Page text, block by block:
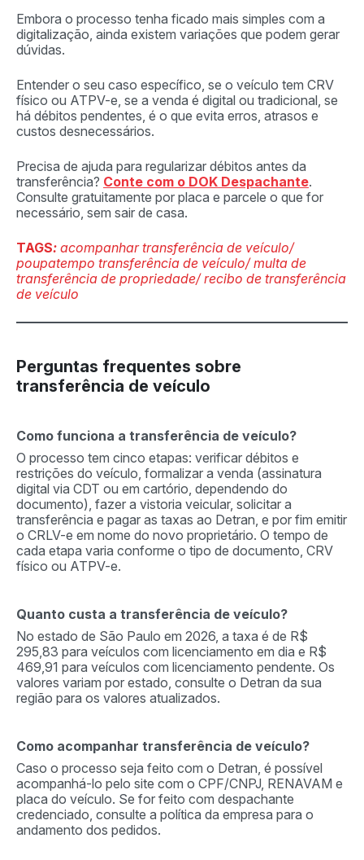
Embora o processo tenha ficado mais simples com a
digitalização, ainda existem variações que podem gerar
dúvidas.
Entender o seu caso específico, se o veículo tem CRV
físico ou ATPV-e, se a venda é digital ou tradicional, se
há débitos pendentes, é o que evita erros, atrasos e
custos desnecessários.
Precisa de ajuda para regularizar débitos antes da
transferência? Conte com o DOK Despachante.
Consulte gratuitamente por placa e parcele o que for
necessário, sem sair de casa.
TAGS: acompanhar transferência de veículo/
poupatempo transferência de veículo/ multa de
transferência de propriedade/ recibo de transferência
de veículo
Perguntas frequentes sobre
transferência de veículo
Como funciona a transferência de veículo?
O processo tem cinco etapas: verificar débitos e
restrições do veículo, formalizar a venda (assinatura
digital via CDT ou em cartório, dependendo do
documento), fazer a vistoria veicular, solicitar a
transferência e pagar as taxas ao Detran, e por fim emitir
o CRLV-e em nome do novo proprietário. O tempo de
cada etapa varia conforme o tipo de documento, CRV
físico ou ATPV-e.
Quanto custa a transferência de veículo?
No estado de São Paulo em 2026, a taxa é de R$
295,83 para veículos com licenciamento em dia e R$
469,91 para veículos com licenciamento pendente. Os
valores variam por estado, consulte o Detran da sua
região para os valores atualizados.
Como acompanhar transferência de veículo?
Caso o processo seja feito com o Detran, é possível
acompanhá-lo pelo site com o CPF/CNPJ, RENAVAM e
placa do veículo. Se for feito com despachante
credenciado, consulte a política da empresa para o
andamento dos pedidos.